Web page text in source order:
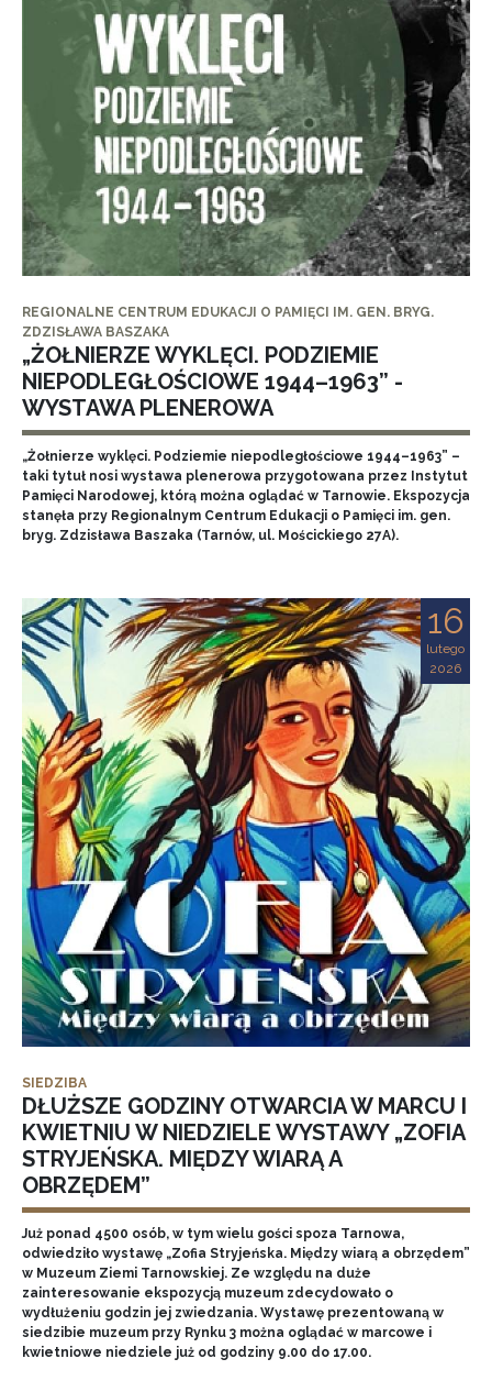
REGIONALNE CENTRUM EDUKACJI O PAMIĘCI IM. GEN. BRYG.
ZDZISŁAWA BASZAKA
„ŻOŁNIERZE WYKLĘCI. PODZIEMIE
NIEPODLEGŁOŚCIOWE 1944–1963” -
WYSTAWA PLENEROWA
„Żołnierze wyklęci. Podziemie niepodległościowe 1944–1963” –
taki tytuł nosi wystawa plenerowa przygotowana przez Instytut
Pamięci Narodowej, którą można oglądać w Tarnowie. Ekspozycja
stanęła przy Regionalnym Centrum Edukacji o Pamięci im. gen.
bryg. Zdzisława Baszaka (Tarnów, ul. Mościckiego 27A).
16
lutego
2026
SIEDZIBA
DŁUŻSZE GODZINY OTWARCIA W MARCU I
KWIETNIU W NIEDZIELE WYSTAWY „ZOFIA
STRYJEŃSKA. MIĘDZY WIARĄ A
OBRZĘDEM”
Już ponad 4500 osób, w tym wielu gości spoza Tarnowa,
odwiedziło wystawę „Zofia Stryjeńska. Między wiarą a obrzędem”
w Muzeum Ziemi Tarnowskiej. Ze względu na duże
zainteresowanie ekspozycją muzeum zdecydowało o
wydłużeniu godzin jej zwiedzania. Wystawę prezentowaną w
siedzibie muzeum przy Rynku 3 można oglądać w marcowe i
kwietniowe niedziele już od godziny 9.00 do 17.00.